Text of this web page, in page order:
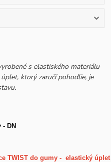
s elastiského materiálu
ktorý zaručí pohodlie, je
- DN
TWIST do gumy - elastický úplet